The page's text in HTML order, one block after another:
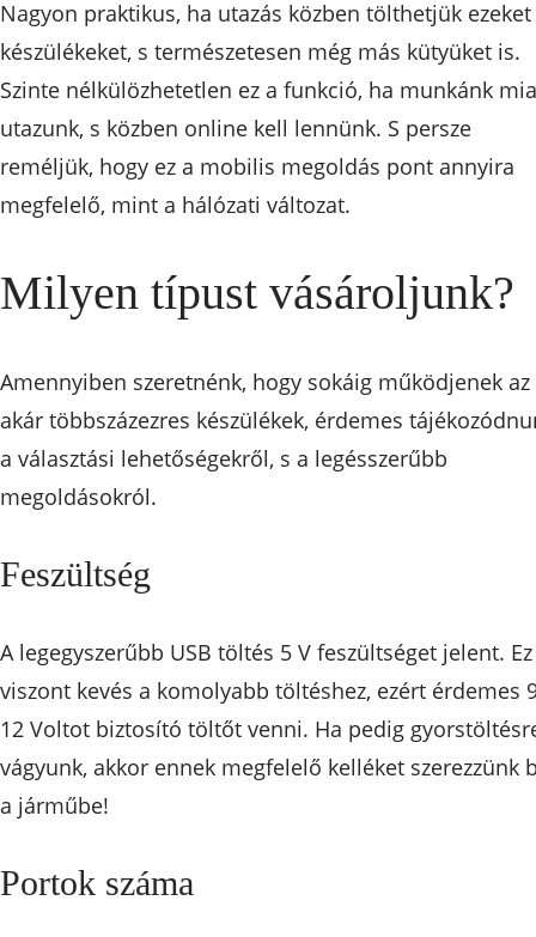
Nagyon praktikus, ha utazás közben tölthetjük ezeket
készülékeket, s természetesen még más kütyüket is.
Szinte nélkülözhetetlen ez a funkció, ha munkánk
utazunk, s közben online kell lennünk. S persze
reméljük, hogy ez a mobilis megoldás pont annyira
megfelelő, mint a hálózati változat.
Milyen típust vásároljunk?
Amennyiben szeretnénk, hogy sokáig működjenek az
akár többszázezres készülékek, érdemes
a választási lehetőségekről, s a legésszerűbb
megoldásokról.
Feszültség
A legegyszerűbb USB töltés 5 V feszültséget jelent. Ez
viszont kevés a komolyabb töltéshez, ezért érdemes
12 Voltot biztosító töltőt venni. Ha pedig
vágyunk, akkor ennek megfelelő kelléket szerezzünk
a járműbe!
Portok száma